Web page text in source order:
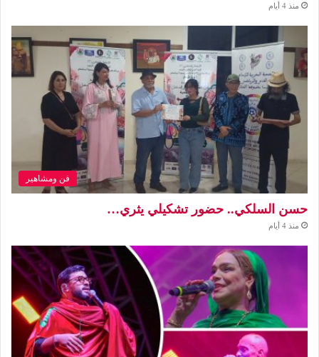
منذ 4 أيام
فن ومشاهير
حسن السلكي.. حضور تشكيلي يثري…
منذ 4 أيام